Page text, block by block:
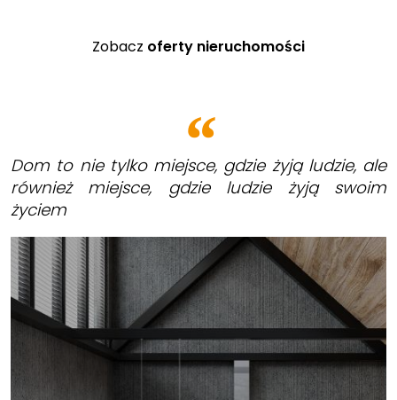
Zobacz oferty nieruchomości
Dom to nie tylko miejsce, gdzie żyją ludzie, ale
również miejsce, gdzie ludzie żyją swoim
życiem